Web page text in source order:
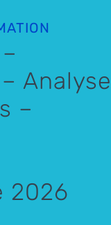
Analyse
–
2026